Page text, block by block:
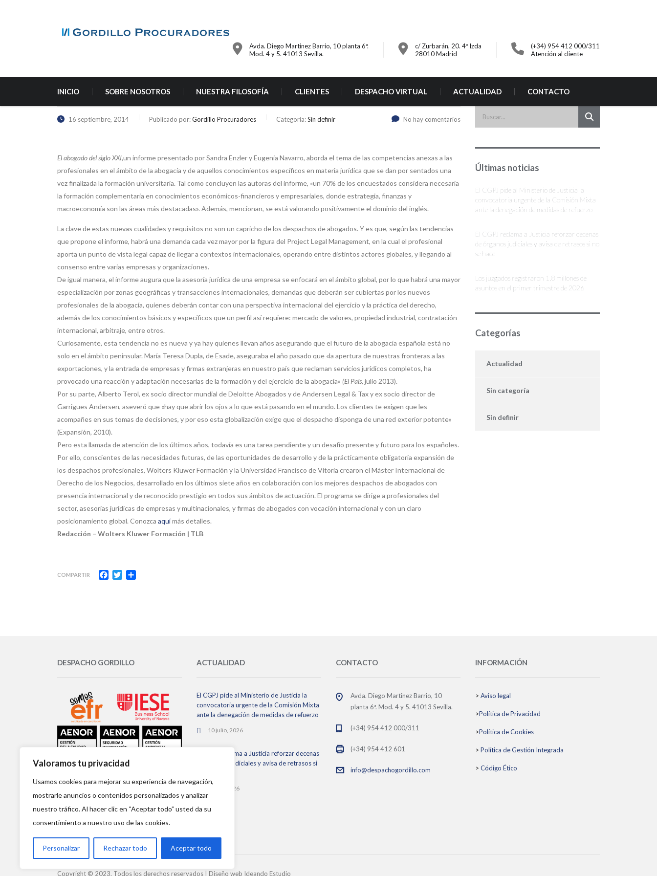
Valoramos tu privacidad
Usamos cookies para mejorar su experiencia de navegación,
mostrarle anuncios o contenidos personalizados y analizar
nuestro tráfico. Al hacer clic en “Aceptar todo” usted da su
consentimiento a nuestro uso de las cookies.
Personalizar Rechazar todo Aceptar todo
Avda. Diego Martinez Barrio, 10 planta 6ª.
Mod. 4 y 5. 41013 Sevilla.
c/ Zurbarán, 20. 4º Izda
28010 Madrid
(+34) 954 412 000/311
Atención al cliente
INICIO SOBRE NOSOTROS NUESTRA FILOSOFÍA CLIENTES DESPACHO VIRTUAL ACTUALIDAD CONTACTO
16 septiembre, 2014 Publicado por:Gordillo Procuradores Categoría:Sin definir No hay comentarios
El abogado del siglo XXI,un informe presentado por Sandra Enzler y Eugenia Navarro, aborda el tema de las competencias anexas a las
profesionales en el ámbito de la abogacía y de aquellos conocimientos específicos en materia jurídica que se dan por sentados una
vez finalizada la formación universitaria. Tal como concluyen las autoras del informe, «un 70% de los encuestados considera necesaria
la formación complementaria en conocimientos económicos-financieros y empresariales, donde estrategia, finanzas y
macroeconomía son las áreas más destacadas». Además, mencionan, se está valorando positivamente el dominio del inglés.
La clave de estas nuevas cualidades y requisitos no son un capricho de los despachos de abogados. Y es que, según las tendencias
que propone el informe, habrá una demanda cada vez mayor por la figura del Project Legal Management, en la cual el profesional
aporta un punto de vista legal capaz de llegar a contextos internacionales, operando entre distintos actores globales, y llegando al
consenso entre varias empresas y organizaciones.
De igual manera, el informe augura que la asesoría jurídica de una empresa se enfocará en el ámbito global, por lo que habrá una mayor
especialización por zonas geográficas y transacciones internacionales, demandas que deberán ser cubiertas por los nuevos
profesionales de la abogacía, quienes deberán contar con una perspectiva internacional del ejercicio y la práctica del derecho,
además de los conocimientos básicos y específicos que un perfil así requiere: mercado de valores, propiedad industrial, contratación
internacional, arbitraje, entre otros.
Curiosamente, esta tendencia no es nueva y ya hay quienes llevan años asegurando que el futuro de la abogacía española está no
solo en el ámbito peninsular. María Teresa Dupla, de Esade, aseguraba el año pasado que «la apertura de nuestras fronteras a las
exportaciones, y la entrada de empresas y firmas extranjeras en nuestro país que reclaman servicios jurídicos completos, ha
provocado una reacción y adaptación necesarias de la formación y del ejercicio de la abogacía» (El País, julio 2013).
Por su parte, Alberto Terol, ex socio director mundial de Deloitte Abogados y de Andersen Legal & Tax y ex socio director de
Garrigues Andersen, aseveró que «hay que abrir los ojos a lo que está pasando en el mundo. Los clientes te exigen que les
acompañes en sus tomas de decisiones, y por eso esta globalización exige que el despacho disponga de una red exterior potente»
(Expansión, 2010).
Pero esta llamada de atención de los últimos años, todavía es una tarea pendiente y un desafío presente y futuro para los españoles.
Por ello, conscientes de las necesidades futuras, de las oportunidades de desarrollo y de la prácticamente obligatoria expansión de
los despachos profesionales, Wolters Kluwer Formación y la Universidad Francisco de Vitoria crearon el Máster Internacional de
Derecho de los Negocios, desarrollado en los últimos siete años en colaboración con los mejores despachos de abogados con
presencia internacional y de reconocido prestigio en todos sus ámbitos de actuación. El programa se dirige a profesionales del
sector, asesorías jurídicas de empresas y multinacionales, y firmas de abogados con vocación internacional y con un claro
posicionamiento global. Conozca aquímás detalles.
Redacción – Wolters Kluwer Formación | TLB
COMPARTIR Facebook
Twitter
Últimas noticias
El CGPJ pide al Ministerio de Justicia la
convocatoria urgente de la Comisión Mixta
ante la denegación de medidas de refuerzo
El CGPJ reclama a Justicia reforzar decenas
de órganos judiciales y avisa de retrasos si no
se hace
Los juzgados registraron 1,8 millones de
asuntos en el primer trimestre de 2026
Categorías
Actualidad
Sin categoría
Sin definir
DESPACHO GORDILLO ACTUALIDAD
El CGPJ pide al Ministerio de Justicia la
convocatoria urgente de la Comisión Mixta
ante la denegación de medidas de refuerzo
10 julio, 2026
El CGPJ reclama a Justicia reforzar decenas
de órganos judiciales y avisa de retrasos si
2 julio, 2026
CONTACTO
Avda. Diego Martinez Barrio, 10
planta 6ª. Mod. 4 y 5. 41013 Sevilla.
(+34) 954 412 000/311
(+34) 954 412 601
info@despachogordillo.com
INFORMACIÓN
> Aviso legal
>Política de Privacidad
>Política de Cookies
> Política de Gestión Integrada
> Código Ético
Copyright © 2023. Todos los derechos reservados | Diseño web Ideando Estudio